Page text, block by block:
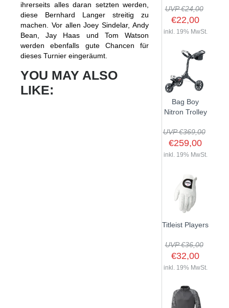
ihrerseits alles daran setzten werden,
diese Bernhard Langer streitig zu
machen. Vor allen Joey Sindelar, Andy
Bean, Jay Haas und Tom Watson
werden ebenfalls gute Chancen für
dieses Turnier eingeräumt.
YOU MAY ALSO
LIKE:
UVP €24,00
€22,00
inkl. 19% MwSt.
Bag Boy
Nitron Trolley
UVP €369,00
€259,00
inkl. 19% MwSt.
Titleist Players
UVP €36,00
€32,00
inkl. 19% MwSt.